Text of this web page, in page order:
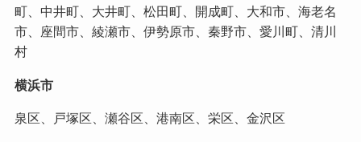
町、中井町、大井町、松田町、開成町、大和市、海老名
市、座間市、綾瀬市、伊勢原市、秦野市、愛川町、清川
村
横浜市
泉区、戸塚区、瀬谷区、港南区、栄区、金沢区